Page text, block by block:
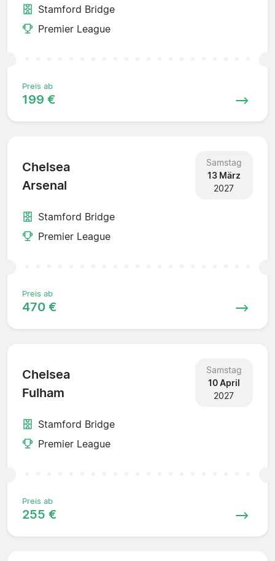
Stamford Bridge
Premier League
Preis ab
199 €
Chelsea
Arsenal
Samstag
13 März
2027
Stamford Bridge
Premier League
Preis ab
470 €
Chelsea
Fulham
Samstag
10 April
2027
Stamford Bridge
Premier League
Preis ab
255 €